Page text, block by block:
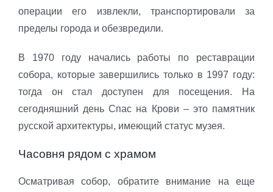
операции его извлекли, транспортировали за
пределы города и обезвредили.
В 1970 году начались работы по реставрации
собора, которые завершились только в 1997 году:
тогда он стал доступен для посещения. На
сегодняшний день Спас на Крови – это памятник
русской архитектуры, имеющий статус музея.
Часовня рядом с храмом
Осматривая собор, обратите внимание на еще